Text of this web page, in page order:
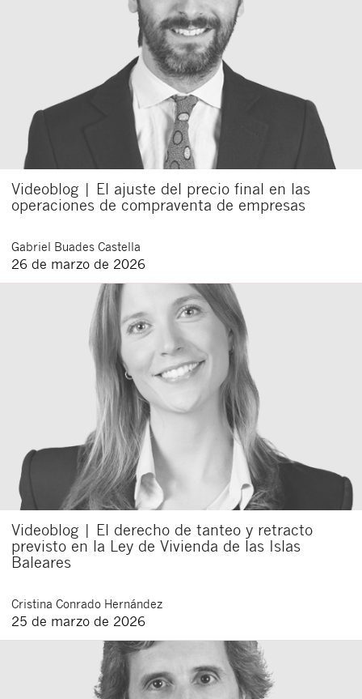
Videoblog | El ajuste del precio final en las
operaciones de compraventa de empresas
Gabriel Buades Castella
26 de marzo de 2026
Videoblog | El derecho de tanteo y retracto
previsto en la Ley de Vivienda de las Islas
Baleares
Cristina Conrado Hernández
25 de marzo de 2026
Cerrar